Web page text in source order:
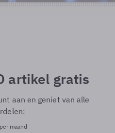
artikel gratis
aan en geniet van alle
maand